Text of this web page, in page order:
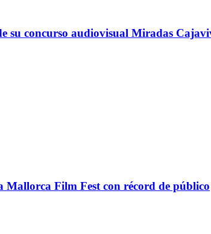
su concurso audiovisual Miradas
Mallorca Film Fest con récord de público